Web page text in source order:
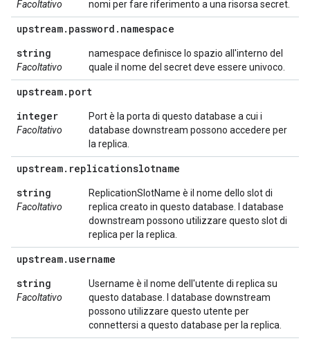
Facoltativo
nomi per fare riferimento a una risorsa secret.
upstream. password . namespace
string
Facoltativo
namespace definisce lo spazio all'interno del
quale il nome del secret deve essere univoco.
upstream. port
integer
Facoltativo
Port è la porta di questo database a cui i
database downstream possono accedere per
la replica.
upstream. replicationslotname
string
Facoltativo
ReplicationSlotName è il nome dello slot di
replica creato in questo database. I database
downstream possono utilizzare questo slot di
replica per la replica.
upstream. username
string
Facoltativo
Username è il nome dell'utente di replica su
questo database. I database downstream
possono utilizzare questo utente per
connettersi a questo database per la replica.